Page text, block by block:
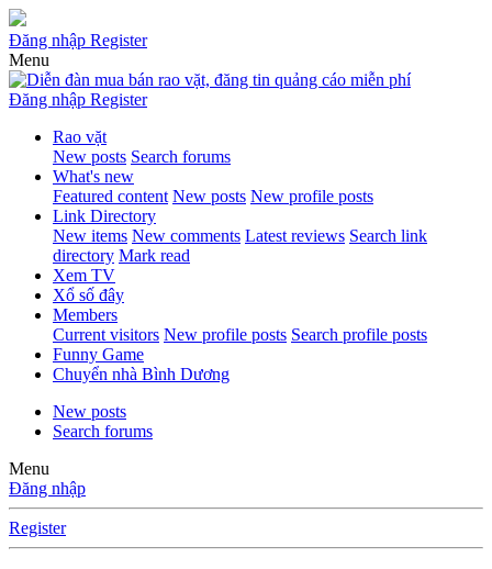
Đăng nhập Register
Menu
Đăng nhập Register
Rao vặt
New posts Search forums
What's new
Featured content New posts New profile posts
Link Directory
New items New comments Latest reviews Search link
directory Mark read
Xem TV
Xổ số đây
Members
Current visitors New profile posts Search profile posts
Funny Game
Chuyển nhà Bình Dương
New posts
Search forums
Menu
Đăng nhập
Register